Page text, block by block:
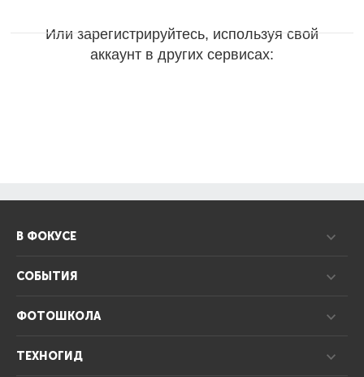
Или зарегистрируйтесь, используя свой
аккаунт в других сервисах:
В ФОКУСЕ
СОБЫТИЯ
ФОТОШКОЛА
ТЕХНОГИД